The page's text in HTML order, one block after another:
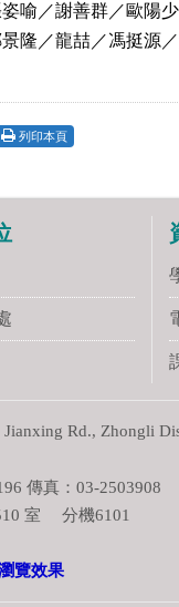
喻／謝善群／歐陽
隆／龍喆／馮挺源
列印本頁
Rd., Zhongli
傳真：03-2503908
室 分機6101
覽效果